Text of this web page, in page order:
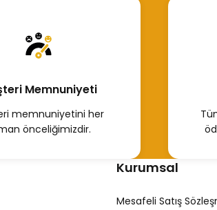
Renault Clio Silindir Kapağı 1.4 1.6 8
Hemen İncele
Memnuniyeti
memnuniyetini her
önceliğimizdir.
Kurumsal
Mesafeli Satış